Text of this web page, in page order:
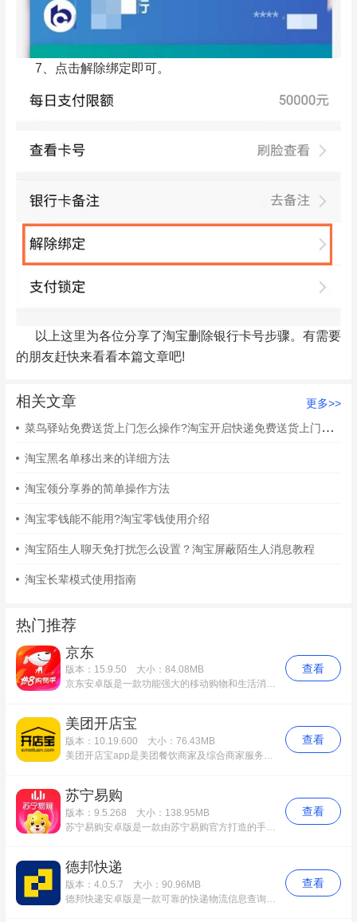
7、点击解除绑定即可。
以上这里为各位分享了淘宝删除银行卡号步骤。有需要
的朋友赶快来看看本篇文章吧!
相关文章 更多>>
菜鸟驿站免费送货上门怎么操作?淘宝开启快递免费送货上门方法
淘宝黑名单移出来的详细方法
淘宝领分享券的简单操作方法
淘宝零钱能不能用?淘宝零钱使用介绍
淘宝陌生人聊天免打扰怎么设置？淘宝屏蔽陌生人消息教程
淘宝长辈模式使用指南
热门推荐
京东
版本：15.9.50
大小：84.08MB
京东安卓版是一款功能强大的移动购物和生活消费类手机软件，京东安卓版中的商家保证正品行货、机打发票、售后上门取件、省钱又放心，京东安卓版商品品类覆盖家电、数码通讯、电脑、家居百货、服装服饰、母婴、图书、食品等12大类数万个品牌百万种优质商品。
查看
美团开店宝
版本：10.19.600
大小：76.43MB
美团开店宝app是美团餐饮商家及综合商家服务平台，美团开店宝安卓版主要为美团入驻商家提供的一款手机端店铺后台管理应用，入驻美团的商家可以通过手机来管理自己店铺的团购订单。入驻商家可畅享线上开店、营销获客、数据分析、经营资讯等功能。
查看
苏宁易购
版本：9.5.268
大小：138.95MB
查看
德邦快递
版本：4.0.5.7
大小：90.96MB
查看